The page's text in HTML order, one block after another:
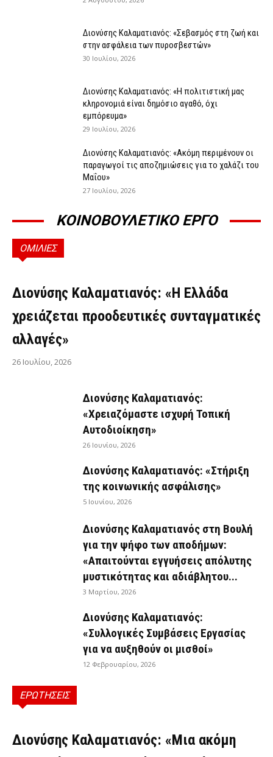
Διονύσης Καλαματιανός: «Σεβασμός στη ζωή και
στην ασφάλεια των πυροσβεστών»
30 Ιουλίου, 2026
Διονύσης Καλαματιανός: «Η πολιτιστική μας
κληρονομιά είναι δημόσιο αγαθό, όχι
εμπόρευμα»
29 Ιουλίου, 2026
Διονύσης Καλαματιανός: «Ακόμη περιμένουν οι
παραγωγοί τις αποζημιώσεις για το χαλάζι του
Μαΐου»
27 Ιουλίου, 2026
ΚΟΙΝΟΒΟΥΛΕΤΙΚΟ ΕΡΓΟ
ΟΜΙΛΙΕΣ
ΟΜΙΛΊΕΣ
Διονύσης Καλαματιανός: «Η Ελλάδα
χρειάζεται προοδευτικές συνταγματικές
αλλαγές»
26 Ιουλίου, 2026
Διονύσης Καλαματιανός:
«Χρειαζόμαστε ισχυρή Τοπική
Αυτοδιοίκηση»
26 Ιουνίου, 2026
Διονύσης Καλαματιανός: «Στήριξη
της κοινωνικής ασφάλισης»
5 Ιουνίου, 2026
Διονύσης Καλαματιανός στη Βουλή
για την ψήφο των αποδήμων:
«Απαιτούνται εγγυήσεις απόλυτης
μυστικότητας και αδιάβλητου...
3 Μαρτίου, 2026
Διονύσης Καλαματιανός:
«Συλλογικές Συμβάσεις Εργασίας
για να αυξηθούν οι μισθοί»
12 Φεβρουαρίου, 2026
ΕΡΩΤΗΣΕΙΣ
ΕΡΩΤΉΣΕΙΣ
Διονύσης Καλαματιανός: «Μια ακόμη